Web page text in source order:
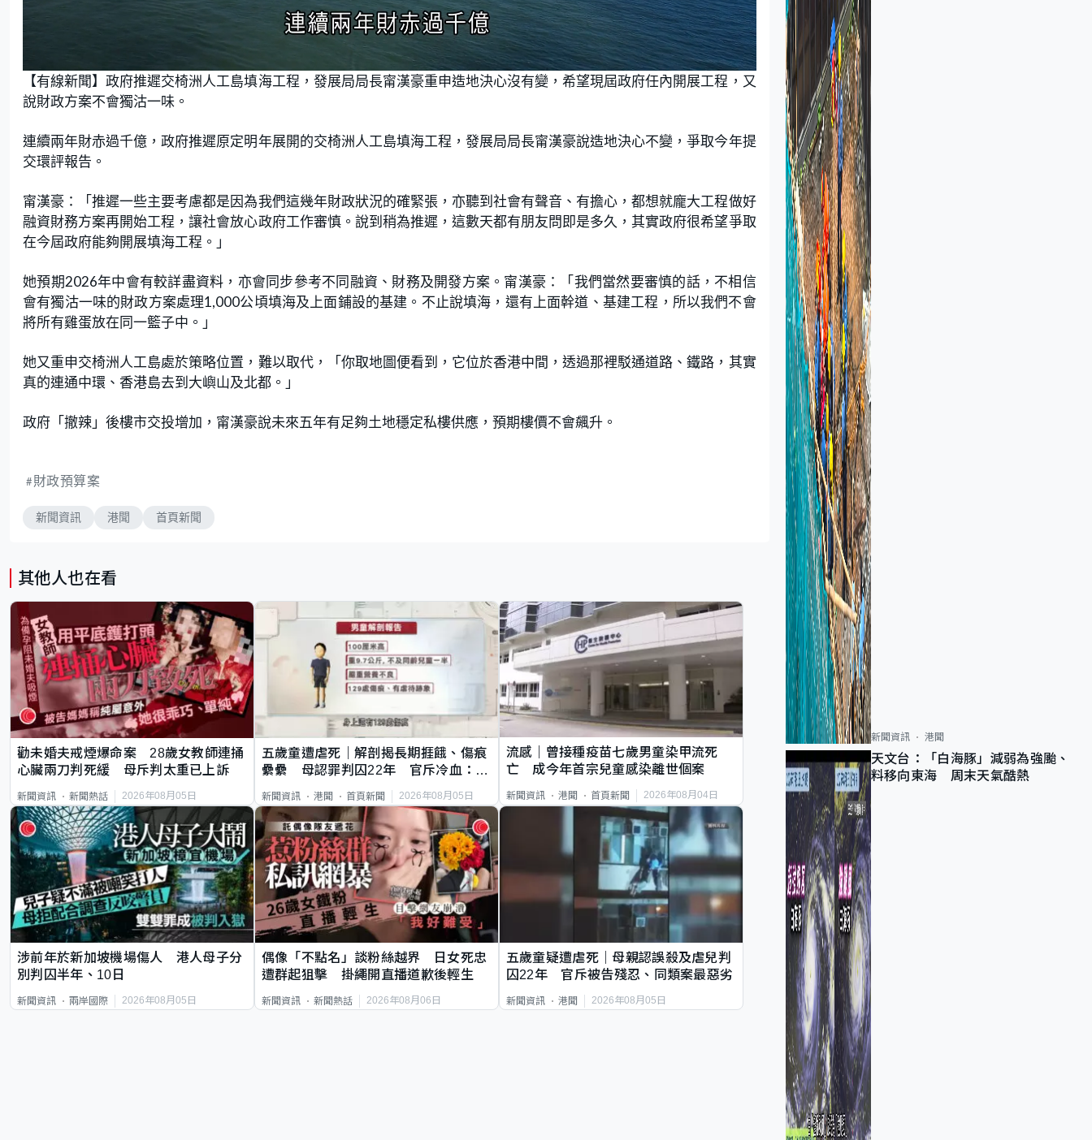
n
m
u
t
e
a
d
d
8
【有線新聞】政府推遲交椅洲人工島填海工程，發展局局長甯漢豪重申造地決心沒有變，希望現屆政府任內開展工程，又
說財政方案不會獨沽一味。
連續兩年財赤過千億，政府推遲原定明年展開的交椅洲人工島填海工程，發展局局長甯漢豪說造地決心不變，爭取今年提
交環評報告。
甯漢豪：「推遲一些主要考慮都是因為我們這幾年財政狀況的確緊張，亦聽到社會有聲音、有擔心，都想就龐大工程做好
融資財務方案再開始工程，讓社會放心政府工作審慎。說到稍為推遲，這數天都有朋友問即是多久，其實政府很希望爭取
在今屆政府能夠開展填海工程。」
她預期2026年中會有較詳盡資料，亦會同步參考不同融資、財務及開發方案。甯漢豪：「我們當然要審慎的話，不相信
會有獨沽一味的財政方案處理1,000公頃填海及上面鋪設的基建。不止說填海，還有上面幹道、基建工程，所以我們不會
將所有雞蛋放在同一籃子中。」
她又重申交椅洲人工島處於策略位置，難以取代，「你取地圖便看到，它位於香港中間，透過那裡駁通道路、鐵路，其實
真的連通中環、香港島去到大嶼山及北都。」
政府「撤辣」後樓市交投增加，甯漢豪說未來五年有足夠土地穩定私樓供應，預期樓價不會飆升。
財政預算案
新聞資訊 港聞 首頁新聞
其他人也在看
勸未婚夫戒煙爆命案 28歲女教師連捅
心臟兩刀判死緩 母斥判太重已上訴
新聞資訊 新聞熱話 2026年08月05日
五歲童遭虐死｜解剖揭長期捱餓、傷痕
纍纍 母認罪判囚22年 官斥冷血：同
新聞資訊 港聞 首頁新聞 2026年08月05日
流感｜曾接種疫苗七歲男童染甲流死
亡 成今年首宗兒童感染離世個案
新聞資訊 港聞 首頁新聞 2026年08月04日
涉前年於新加坡機場傷人 港人母子分
別判囚半年、10日
新聞資訊 兩岸國際 2026年08月05日
偶像「不點名」談粉絲越界 日女死忠
遭群起狙擊 掛繩開直播道歉後輕生
新聞資訊 新聞熱話 2026年08月06日
五歲童疑遭虐死｜母親認誤殺及虐兒判
囚22年 官斥被告殘忍、同類案最惡劣
新聞資訊 港聞 2026年08月05日
新聞資訊 港聞
天文台：「白海豚」減弱為強颱、
料移向東海 周末天氣酷熱